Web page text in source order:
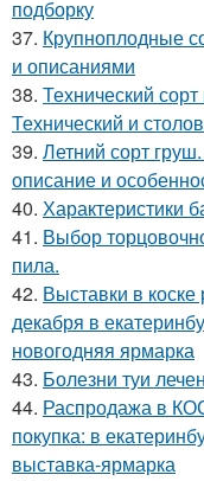
подборку
37. Крупноплодные
и описаниями
38. Технический сорт
Технический и
39. Летний сорт
описание и
40. Характеристики
41. Выбор
пила.
42. Выставки в
декабря в
новогодняя ярмарка
43. Болезни туи
44. Распродажа в
покупка: в
выставка-ярмарка